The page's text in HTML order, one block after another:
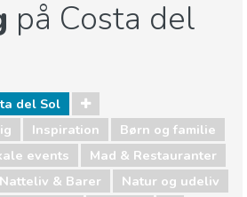
på Costa del
del Sol
Inspiration
Børn og familie
events
Mad & Restauranter
Natteliv & Barer
Natur og udeliv